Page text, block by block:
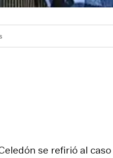
se refirió al